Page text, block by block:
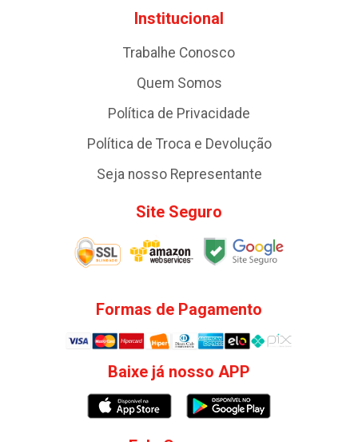
Institucional
Trabalhe Conosco
Quem Somos
Política de Privacidade
Política de Troca e Devolução
Seja nosso Representante
Site Seguro
Formas de Pagamento
Baixe já nosso APP